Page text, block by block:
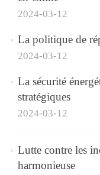
2024-03-12
La politique de
2024-03-12
La sécurité
stratégiques
2024-03-12
Lutte contre les
harmonieuse